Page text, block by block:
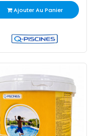
Ajouter Au Panier